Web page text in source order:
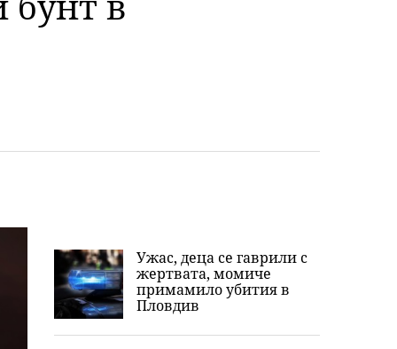
Ужас, деца се гаврили с
жертвата, момиче
примамило убития в
Пловдив